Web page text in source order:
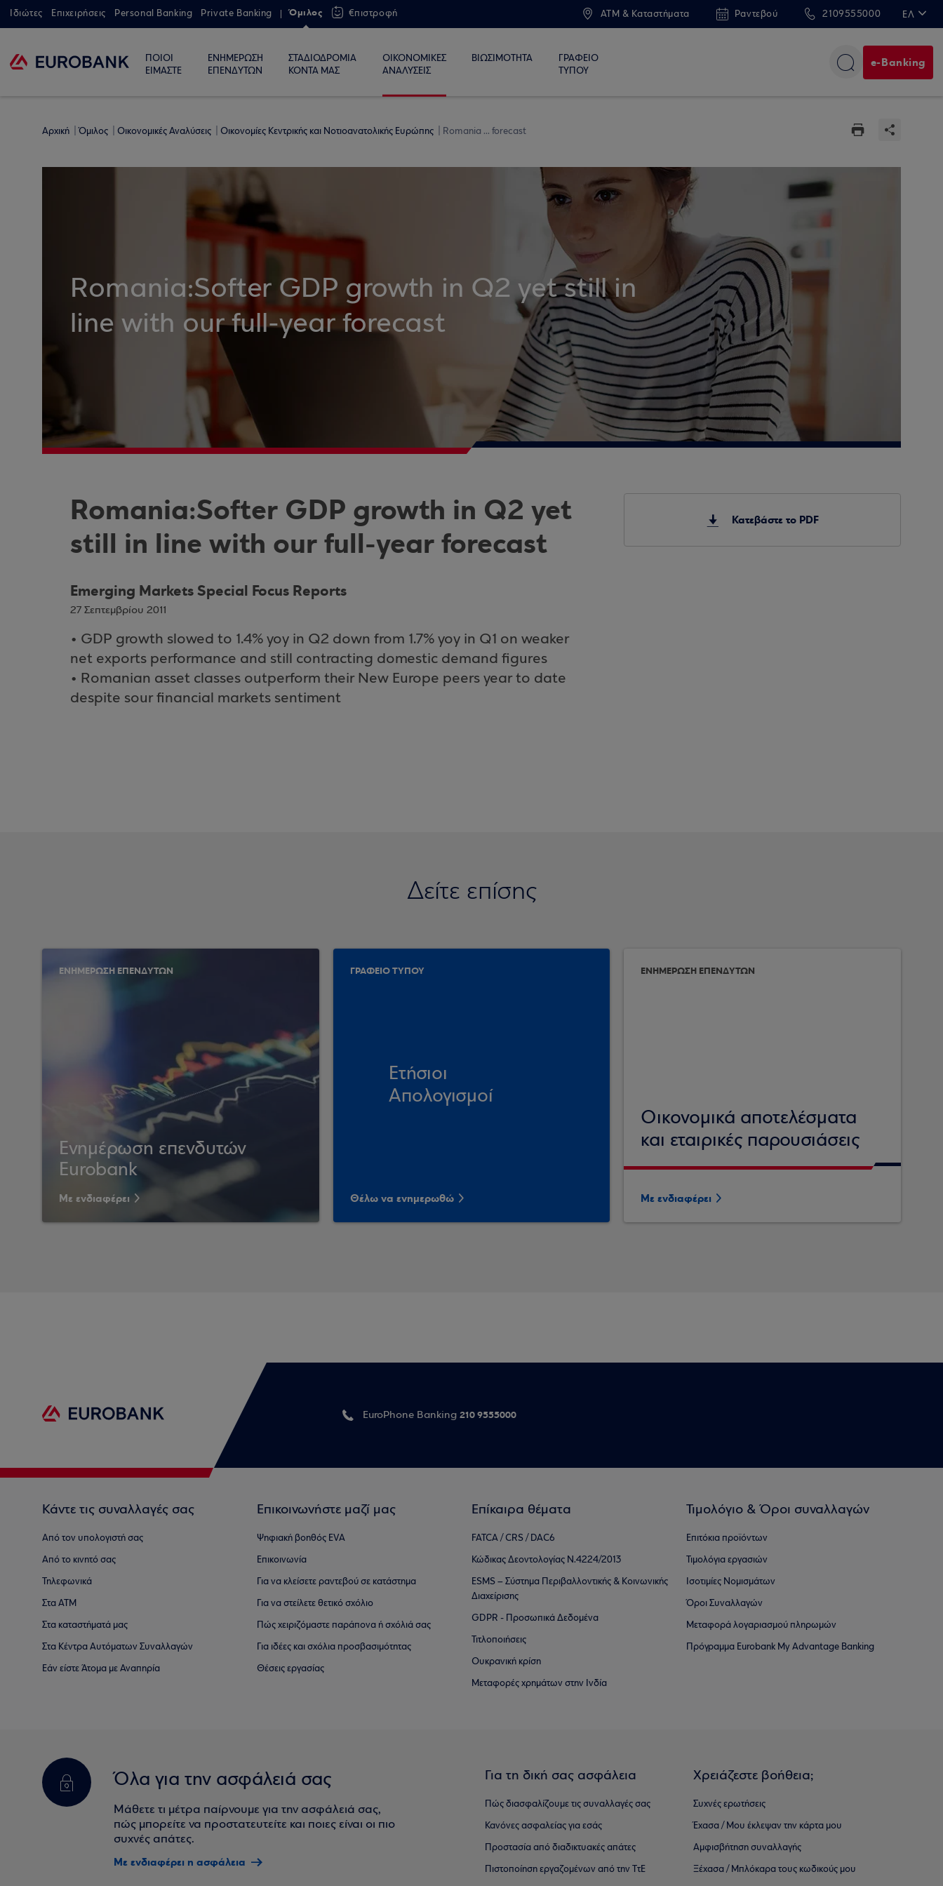
Ιδιώτες Επιχειρήσεις Personal Banking Private Banking Όμιλος €πιστροφή ATM & Καταστήματα Ραντεβού 2109555000 ΕΛ
ΠΟΙΟΙ
ΕΙΜΑΣΤΕ
ΕΝΗΜΕΡΩΣΗ
ΕΠΕΝΔΥΤΩΝ
ΣΤΑΔΙΟΔΡΟΜΙΑ
ΚΟΝΤΑ ΜΑΣ
ΟΙΚΟΝΟΜΙΚΕΣ
ΑΝΑΛΥΣΕΙΣ
ΒΙΩΣΙΜΟΤΗΤΑ
ΓΡΑΦΕΙΟ
ΤΥΠΟΥ
e-Banking
Αρχική Όμιλος Οικονομικές Αναλύσεις Οικονομίες Κεντρικής και Νοτιοανατολικής Ευρώπης Romania ... forecast
Romania:Softer GDP growth in Q2 yet still in
line with our full-year forecast
Romania:Softer GDP growth in Q2 yet
still in line with our full-year forecast
Emerging Markets Special Focus Reports
27 Σεπτεμβρίου 2011
• GDP growth slowed to 1.4% yoy in Q2 down from 1.7% yoy in Q1 on weaker
net exports performance and still contracting domestic demand figures
• Romanian asset classes outperform their New Europe peers year to date
despite sour financial markets sentiment
Κατεβάστε το PDF
Δείτε επίσης
ΕΝΗΜΕΡΩΣΗ ΕΠΕΝΔΥΤΩΝ
Ενημέρωση επενδυτών
Eurobank
Με ενδιαφέρει
ΓΡΑΦΕΙΟ ΤΥΠΟΥ
Ετήσιοι
Απολογισμοί
Θέλω να ενημερωθώ
ΕΝΗΜΕΡΩΣΗ ΕΠΕΝΔΥΤΩΝ
Οικονομικά αποτελέσματα
και εταιρικές παρουσιάσεις
Με ενδιαφέρει
EuroPhone Banking 210 9555000
Κάντε τις συναλλαγές σας
Από τον υπολογιστή σας
Από το κινητό σας
Τηλεφωνικά
Στα ΑΤΜ
Στα καταστήματά μας
Στα Κέντρα Αυτόματων Συναλλαγών
Εάν είστε Άτομα με Αναπηρία
Επικοινωνήστε μαζί μας
Ψηφιακή βοηθός EVA
Επικοινωνία
Για να κλείσετε ραντεβού σε κατάστημα
Για να στείλετε θετικό σχόλιο
Πώς χειριζόμαστε παράπονα ή σχόλιά σας
Για ιδέες και σχόλια προσβασιμότητας
Θέσεις εργασίας
Επίκαιρα θέματα
FATCA / CRS / DAC6
Κώδικας Δεοντολογίας Ν.4224/2013
ESMS – Σύστημα Περιβαλλοντικής & Κοινωνικής
Διαχείρισης
GDPR - Προσωπικά Δεδομένα
Τιτλοποιήσεις
Ουκρανική κρίση
Μεταφορές χρημάτων στην Ινδία
Τιμολόγιο & Όροι συναλλαγών
Επιτόκια προϊόντων
Τιμολόγια εργασιών
Ισοτιμίες Νομισμάτων
Όροι Συναλλαγών
Μεταφορά λογαριασμού πληρωμών
Πρόγραμμα Eurobank My Advantage Banking
Όλα για την ασφάλειά σας
Μάθετε τι μέτρα παίρνουμε για την ασφάλειά σας,
πώς μπορείτε να προστατευτείτε και ποιες είναι οι πιο
συχνές απάτες.
Με ενδιαφέρει η ασφάλεια
Για τη δική σας ασφάλεια
Πώς διασφαλίζουμε τις συναλλαγές σας
Κανόνες ασφαλείας για εσάς
Προστασία από διαδικτυακές απάτες
Πιστοποίηση εργαζομένων από την ΤτΕ
Χρειάζεστε βοήθεια;
Συχνές ερωτήσεις
Έχασα / Μου έκλεψαν την κάρτα μου
Αμφισβήτηση συναλλαγής
Ξέχασα / Μπλόκαρα τους κωδικούς μου